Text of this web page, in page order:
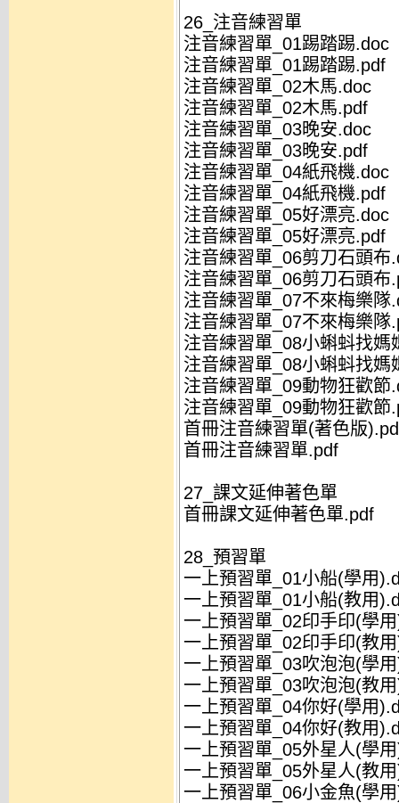
26_注音練習單
注音練習單_01踢踏踢.doc
注音練習單_01踢踏踢.pdf
注音練習單_02木馬.doc
注音練習單_02木馬.pdf
注音練習單_03晚安.doc
注音練習單_03晚安.pdf
注音練習單_04紙飛機.doc
注音練習單_04紙飛機.pdf
注音練習單_05好漂亮.doc
注音練習單_05好漂亮.pdf
注音練習單_06剪刀石頭布
注音練習單_06剪刀石頭布
注音練習單_07不來梅樂隊
注音練習單_07不來梅樂隊
注音練習單_08小蝌蚪找媽
注音練習單_08小蝌蚪找媽
注音練習單_09動物狂歡節
注音練習單_09動物狂歡節
首冊注音練習單(著色版
首冊注音練習單.pdf
27_課文延伸著色單
首冊課文延伸著色單.pdf
28_預習單
一上預習單_01小船(學用
一上預習單_01小船(教用
一上預習單_02印手印(學
一上預習單_02印手印(教
一上預習單_03吹泡泡(學
一上預習單_03吹泡泡(教
一上預習單_04你好(學用
一上預習單_04你好(教用
一上預習單_05外星人(學
一上預習單_05外星人(教
一上預習單_06小金魚(學